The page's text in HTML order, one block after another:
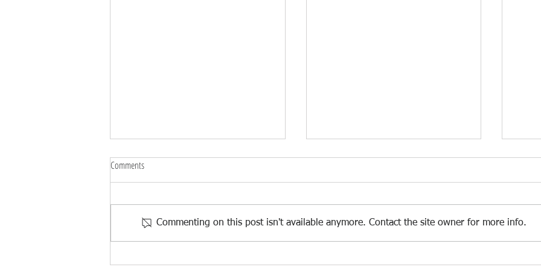
Arriba la festa major d'Espinavell
Comments
Commenting on this post isn't available anymore. Contact the site owner for more info.